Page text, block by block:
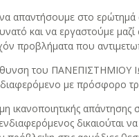
απαντήσουμε στο ερώτημά
και να εργαστούμε μαζί
προβλήματα που
του
με πρόσφορο
ικανοποιητικής
δικαιούται